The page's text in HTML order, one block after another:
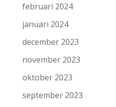
februari 2024
januari 2024
december 2023
november 2023
oktober 2023
september 2023